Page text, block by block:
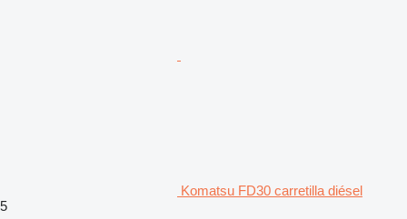
Komatsu FD30 carretilla diésel
5